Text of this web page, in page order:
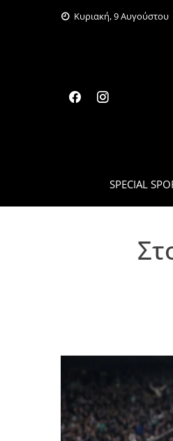
Κυριακή, 9 Αυγούστου
SPECIAL